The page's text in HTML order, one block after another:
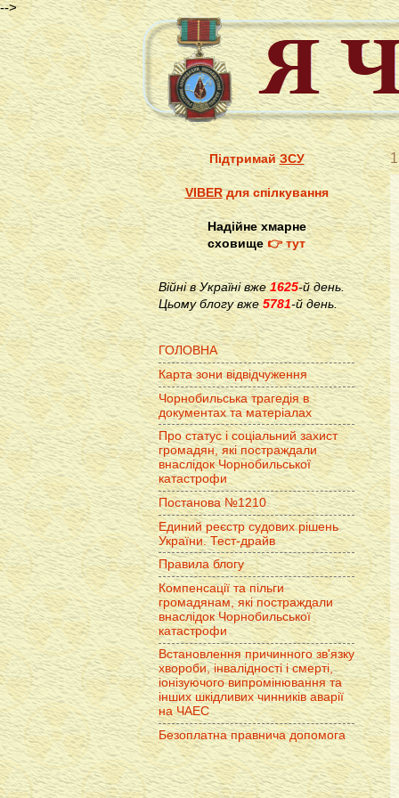
-->
ПідтримайЗСУ
VIBERдля спілкування
Надійне хмарне
сховище👉 тут
Війні в Україні вже1625-й день.
Цьому блогу вже 5781-й день.
ГОЛОВНА
Карта зони відвідчуження
Чорнобильська трагедія в
документах та матеріалах
Про статус і соціальний захист
громадян, які постраждали
внаслідок Чорнобильської
катастрофи
Постанова №1210
Единий реєстр судових рішень
України. Тест-драйв
Правила блогу
Компенсації та пільги
громадянам, які постраждали
внаслідок Чорнобильської
катастрофи
Встановлення причинного зв'язку
хвороби, інвалідності і смерті,
іонізуючого випромінювання та
інших шкідливих чинників аварії
на ЧАЕС
Безоплатна правнича допомога